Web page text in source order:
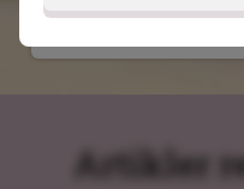
Pris pr.
Artikler